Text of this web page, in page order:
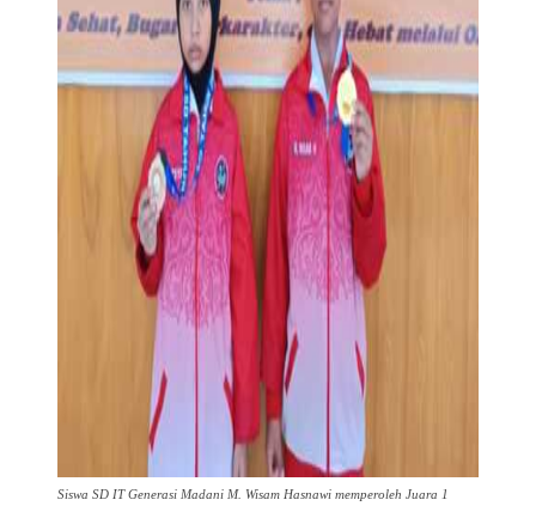
Siswa SD IT Generasi Madani M. Wisam Hasnawi memperoleh Juara 1